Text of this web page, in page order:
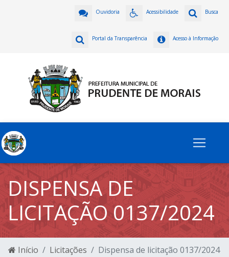
Busca
Acessibilidade
Ouvidoria
Acesso à Informação
Portal da Transparência
DISPENSA DE
LICITAÇÃO 0137/2024
Início Licitações Dispensa de licitação 0137/2024